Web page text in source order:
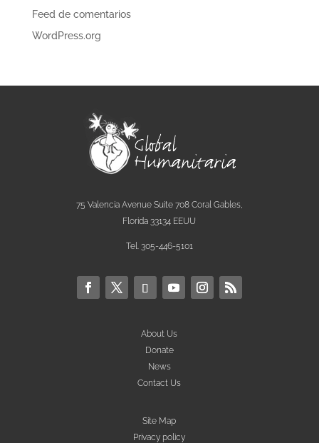
Feed de comentarios
WordPress.org
75 Valencia Avenue Suite 708 Coral Gables,
Florida 33134 EEUU
Tel. 305-446-5101
About Us
Donate
News
Contact Us
Site Map
Privacy policy